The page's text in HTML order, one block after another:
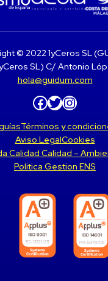
© 2022 1yCeros SL
SL) C/ Antonio
hola@guidum.com
Facebook Twitter Instagram
Términos y
Aviso LegalCookies
Calidad Calidad –
Politica Gestion ENS